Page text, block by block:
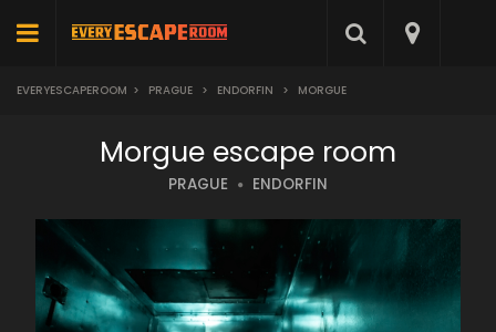
EVERYESCAPEROOM > PRAGUE > ENDORFIN > MORGUE
Morgue escape room
PRAGUE ENDORFIN